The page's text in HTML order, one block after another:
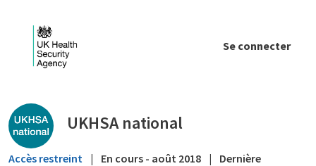
Se connecter
Public library - UKHSA national
UKHSA national
Accès restreint | En cours - août 2018 |
Dernière